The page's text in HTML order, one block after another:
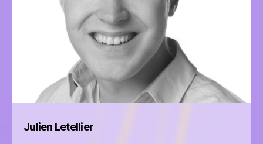
Julien Letellier